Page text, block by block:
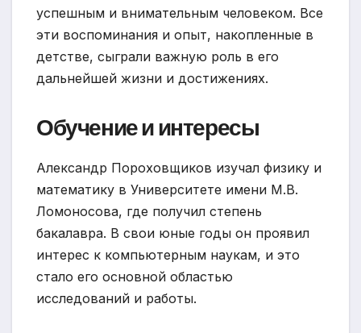
успешным и внимательным человеком. Все
эти воспоминания и опыт, накопленные в
детстве, сыграли важную роль в его
дальнейшей жизни и достижениях.
Обучение и интересы
Александр Пороховщиков изучал физику и
математику в Университете имени М.В.
Ломоносова, где получил степень
бакалавра. В свои юные годы он проявил
интерес к компьютерным наукам, и это
стало его основной областью
исследований и работы.